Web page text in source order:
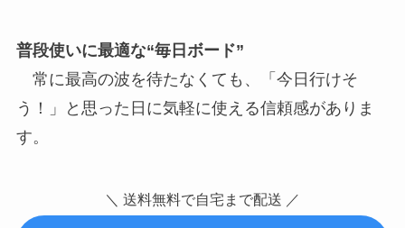
普段使いに最適な“毎日ボード”
常に最高の波を待たなくても、「今日行けそ
う！」と思った日に気軽に使える信頼感がありま
す。
＼ 送料無料で自宅まで配送 ／